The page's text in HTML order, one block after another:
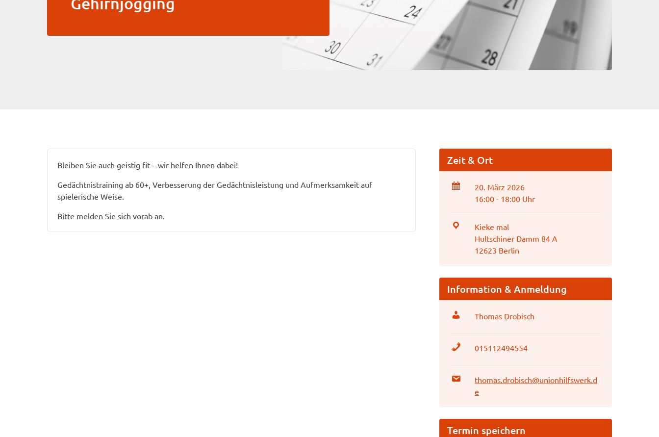
Bleiben Sie auch geistig fit – wir helfen Ihnen dabei!
Gedächtnistraining ab 60+, Verbesserung der Gedächtnisleistung und Aufmerksamkeit auf
spielerische Weise.
Bitte melden Sie sich vorab an.
Zeit & Ort
20. März 2026
16:00 - 18:00 Uhr
Kieke mal
Hultschiner Damm 84 A
12623 Berlin
Information & Anmeldung
Thomas Drobisch
015112494554
thomas.drobisch@unionhilfswerk.d
e
Termin speichern